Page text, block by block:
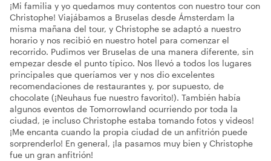
¡Mi familia y yo quedamos muy contentos con nuestro tour con
Christophe! Viajábamos a Bruselas desde Ámsterdam la
misma mañana del tour, y Christophe se adaptó a nuestro
horario y nos recibió en nuestro hotel para comenzar el
recorrido. Pudimos ver Bruselas de una manera diferente, sin
empezar desde el punto típico. Nos llevó a todos los lugares
principales que queríamos ver y nos dio excelentes
recomendaciones de restaurantes y, por supuesto, de
chocolate (¡Neuhaus fue nuestro favorito!). También había
algunos eventos de Tomorrowland ocurriendo por toda la
ciudad, ¡e incluso Christophe estaba tomando fotos y videos!
¡Me encanta cuando la propia ciudad de un anfitrión puede
sorprenderlo! En general, ¡la pasamos muy bien y Christophe
fue un gran anfitrión!